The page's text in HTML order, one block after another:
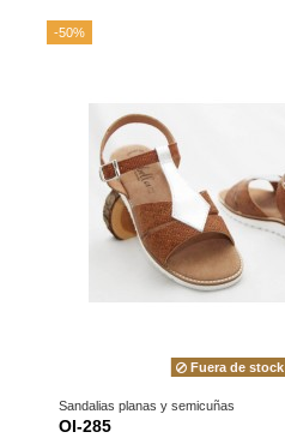
-50%
Fuera de stock
Sandalias planas y semicuñas
OI-285